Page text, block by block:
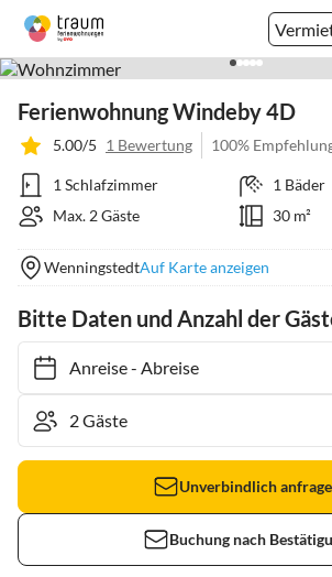
Ferienwohnung Windeby 4D
5.00/5 1 Bewertung 100%
1 Schlafzimmer
1 Bäder
Max. 2 Gäste
30 m²
WenningstedtAuf Karte anzeigen
Bitte Daten und Anzahl der
Anreise- Abreise
Unverbindlich
Buchung nach